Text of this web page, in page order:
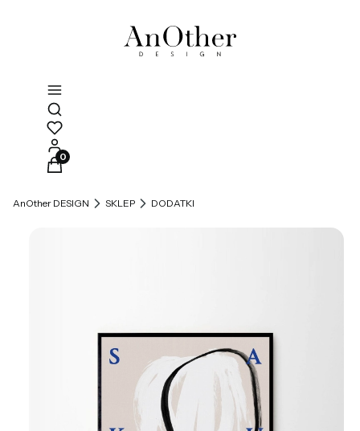
Otwórz wyszukiwarkę
Produkty w koszyku: 0. Zobacz szczegóły
AnOther DESIGN SKLEP DODATKI